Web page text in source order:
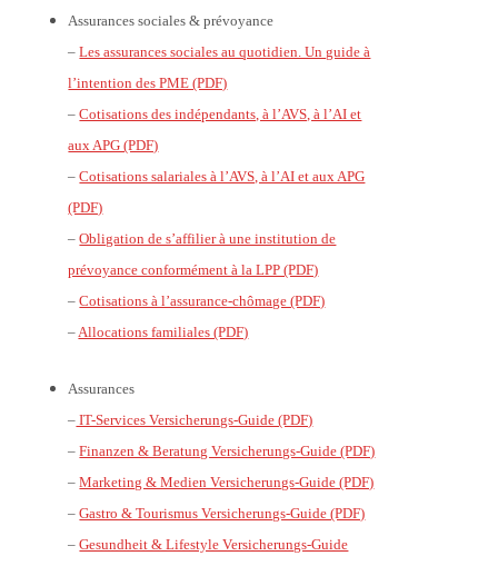
Assurances sociales & prévoyance
–Les assurances sociales au quotidien. Un guide à
l’intention des PME (PDF)
–Cotisations des indépendants, à l’AVS, à l’AI et
aux APG (PDF)
–Cotisations salariales à l’AVS, à l’AI et aux APG
(PDF)
–Obligation de s’affilier à une institution de
prévoyance conformément à la LPP (PDF)
–Cotisations à l’assurance-chômage (PDF)
–Allocations familiales (PDF)
Assurances
– IT-Services Versicherungs-Guide (PDF)
–Finanzen & Beratung Versicherungs-Guide (PDF)
–Marketing & Medien Versicherungs-Guide (PDF)
–Gastro & Tourismus Versicherungs-Guide (PDF)
–Gesundheit & Lifestyle Versicherungs-Guide